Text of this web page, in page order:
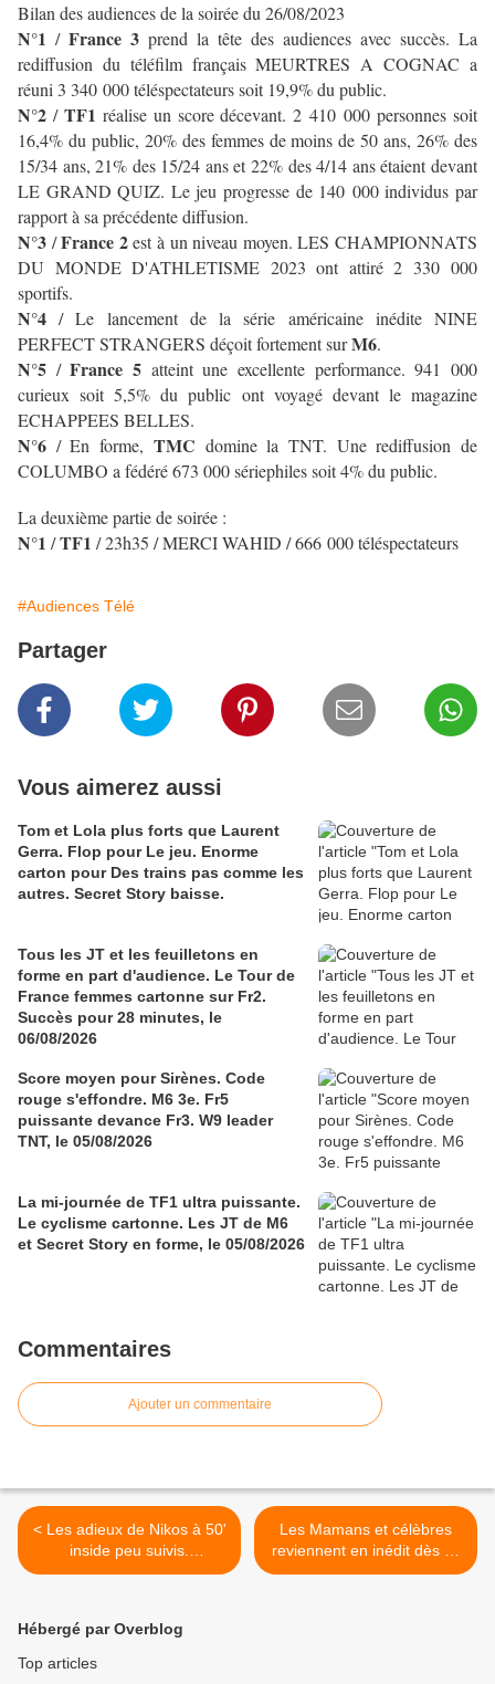
Bilan des audiences de la soirée du 26/08/2023
N°1 / France 3 prend la tête des audiences avec succès. La
rediffusion du téléfilm français MEURTRES A COGNAC a
réuni 3 340 000 téléspectateurs soit 19,9% du public.
N°2 / TF1 réalise un score décevant. 2 410 000 personnes soit
16,4% du public, 20% des femmes de moins de 50 ans, 26% des
15/34 ans, 21% des 15/24 ans et 22% des 4/14 ans étaient devant
LE GRAND QUIZ. Le jeu progresse de 140 000 individus par
rapport à sa précédente diffusion.
N°3 /France 2est à un niveau moyen. LES CHAMPIONNATS
DU MONDE D'ATHLETISME 2023 ont attiré 2 330 000
sportifs.
N°4/Le lancement de la série américaine inédite NINE
PERFECT STRANGERS déçoit fortement surM6.
N°5 /France 5 atteint une excellente performance. 941 000
curieux soit 5,5% du public ont voyagé devant le magazine
ECHAPPEES BELLES.
N°6 /En forme, TMC domine la TNT. Une rediffusion de
COLUMBO a fédéré 673 000 sériephiles soit 4% du public.
La deuxième partie de soirée :
N°1 /TF1 / 23h35 / MERCI WAHID / 666 000 téléspectateurs
#Audiences Télé
Partager
Vous aimerez aussi
Tom et Lola plus forts que Laurent
Gerra. Flop pour Le jeu. Enorme
carton pour Des trains pas comme les
autres. Secret Story baisse.
Tous les JT et les feuilletons en
forme en part d'audience. Le Tour de
France femmes cartonne sur Fr2.
Succès pour 28 minutes, le
06/08/2026
Score moyen pour Sirènes. Code
rouge s'effondre. M6 3e. Fr5
puissante devance Fr3. W9 leader
TNT, le 05/08/2026
La mi-journée de TF1 ultra puissante.
Le cyclisme cartonne. Les JT de M6
et Secret Story en forme, le 05/08/2026
Commentaires
Ajouter un commentaire
< Les adieux de Nikos à 50'
inside peu suivis.
L'athlétisme plus fort que le
Les Mamans et célèbres
reviennent en inédit dès ce
lundi à 17h00 sur TFX >
Hébergé par Overblog
Top articles